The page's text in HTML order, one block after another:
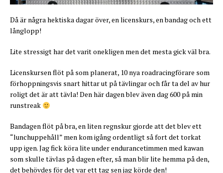
Då är några hektiska dagar över, en licenskurs, en bandag och ett
långlopp!
Lite stressigt har det varit onekligen men det mesta gick väl bra.
Licenskursen flöt på som planerat, 10 nya roadracingförare som
förhoppningsvis snart hittar ut på tävlingar och får ta del av hur
roligt det är att tävla! Den här dagen blev även dag 600 på min
runstreak
Bandagen flöt på bra, en liten regnskur gjorde att det blev ett
“lunchuppehåll” men kom igång ordentligt så fort det torkat
upp igen. Jag fick köra lite under endurancetimmen med kawan
som skulle tävlas på dagen efter, så man blir lite hemma på den,
det behövdes för det var ett tag sen jag körde den!